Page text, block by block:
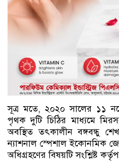
সূত্র মতে, ২০২০ সালের ১১
পৃথক দুটি চিঠির মাধ্যমে
অবস্থিত তৎকালীন বঙ্গবন্ধু
ন্যাশনাল স্পেশাল ইকোনমিক
অধিগ্রহণের বিষয়টি সংশ্লিষ্ট